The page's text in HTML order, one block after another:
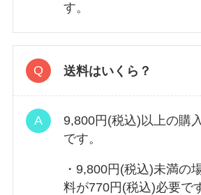
す。
送料はいくら？
9,800円(税込)以上の購
です。
・9,800円(税込)未満の
料が770円(税込)必要で